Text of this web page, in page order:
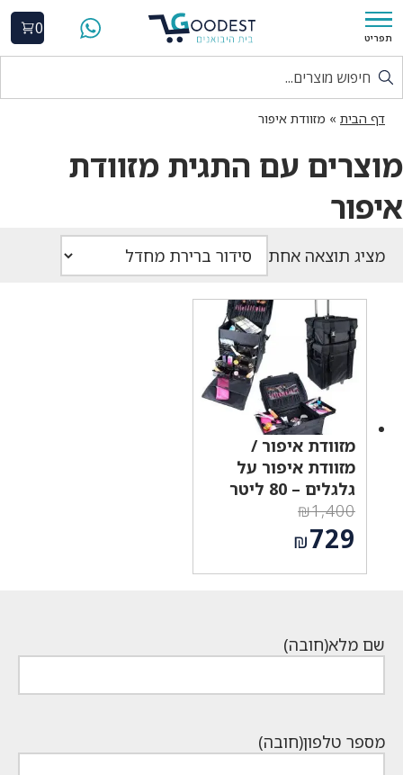
תפריט
0
דף הבית » מזוודת איפור
מוצרים עם התגית מזוודת
איפור
מציג תוצאה אחת
מזוודת איפור /
מזוודת איפור על
גלגלים – 80 ליטר
₪1,400
המחיר
המקורי
היה:
₪729
שם מלא(חובה)
מספר טלפון(חובה)